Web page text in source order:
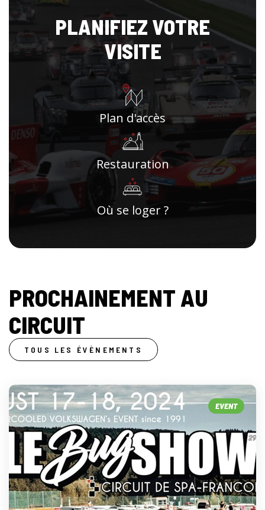
PLANIFIEZ VOTRE
VISITE
Plan d'accès
Restauration
Où se loger ?
PROCHAINEMENT AU
CIRCUIT
TOUS LES ÉVÈNEMENTS
EVENT